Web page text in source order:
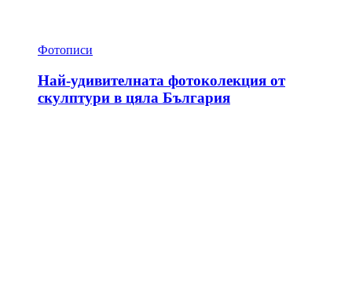
Фотописи
Най-удивителната фотоколекция от
скулптури в цяла България